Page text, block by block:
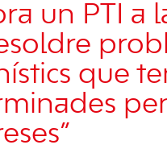
un PTI a
que